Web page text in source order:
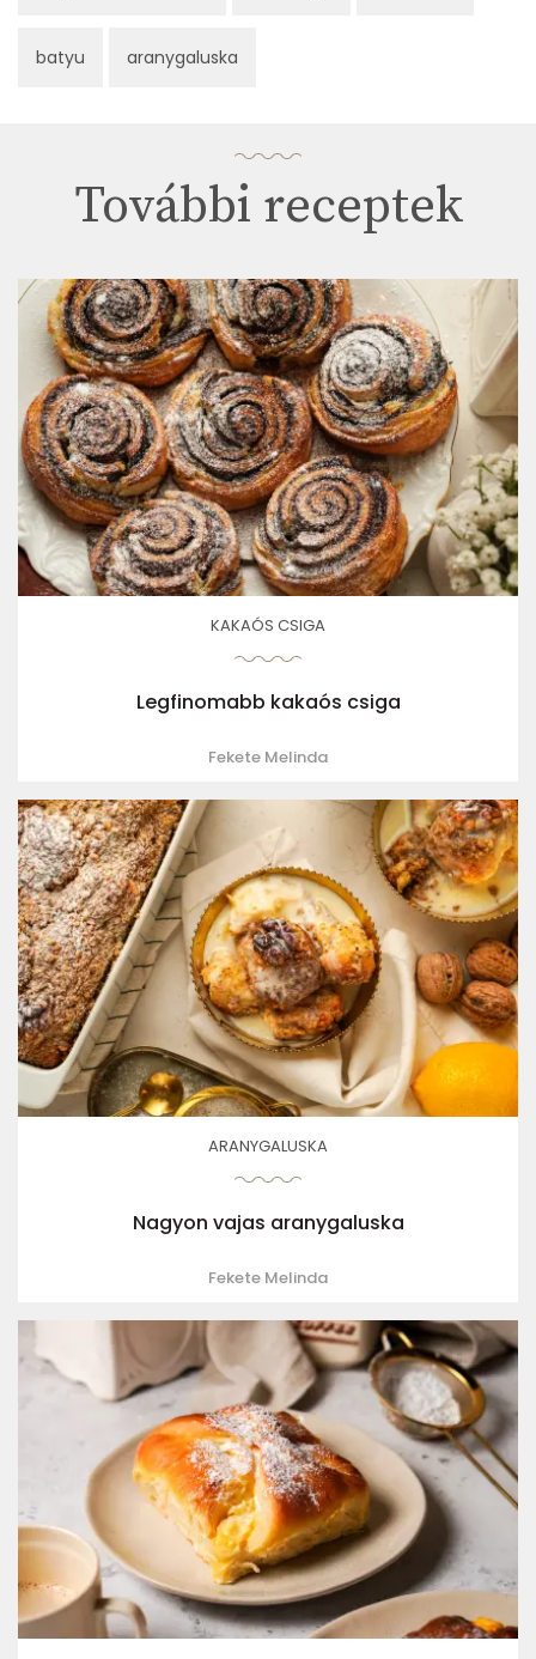
batyu aranygaluska
További receptek
KAKAÓS CSIGA
Legfinomabb kakaós csiga
Fekete Melinda
ARANYGALUSKA
Nagyon vajas aranygaluska
Fekete Melinda